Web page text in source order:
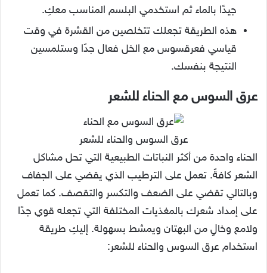
جيدًا بالماء ثم استخدمي البلسم المناسب معكِ.
هذه الطريقة تجعلك تتخلصين من القشرة في وقت
قياسي فعرقسوس مع الخل فعال جدًا وستلمسين
النتيجة بنفسك.
عرق السوس مع الحناء للشعر
عرق السوس والحناء للشعر
الحناء واحدة من أكثر النباتات الطبيعية التي تحل مشاكل
الشعر كافةً. تعمل على الترطيب الذي يقضي على الجفاف
وبالتالي تقضي على الضعف والتكسر والتقصف. كما تعمل
على إمداد شعرك بالمغذيات المختلفة التي تجعله قوي جدًا
ولامع وخالٍ من البهتان ويمشط بسهولة. إليكِ طريقة
استخدام عرق السوس والحناء للشعر: